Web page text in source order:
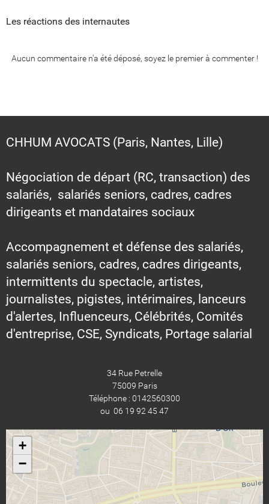
Les réactions des internautes
Aucun commentaire n'a été déposé, soyez le premier à commenter !
CHHUM AVOCATS (Paris, Nantes, Lille)
Négociation de départ (RC, transaction) des
salariés, salariés seniors, cadres, cadres
dirigeants et mandataires sociaux
Accompagnement et défense des salariés,
salariés seniors, cadres, cadres dirigeants,
intermittents du spectacle, artistes,
journalistes, pigistes, intérimaires, lanceurs
d'alertes, Influenceurs, Célébrités, Comités
d'entreprise, CSE, Syndicats, Portage salarial
34 Rue Petrelle
75009 Paris
Téléphone : 0142560300
ou 06 19 92 45 47
+
−